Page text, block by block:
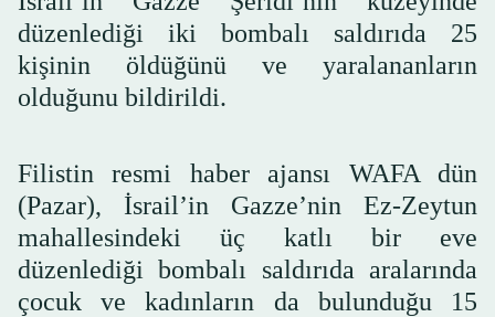
düzenlediği iki bombalı saldırıda 25
kişinin öldüğünü ve yaralananların
olduğunu bildirildi.
Filistin resmi haber ajansı WAFA dün
(Pazar), İsrail’in Gazze’nin Ez-Zeytun
mahallesindeki üç katlı bir eve
düzenlediği bombalı saldırıda aralarında
çocuk ve kadınların da bulunduğu 15